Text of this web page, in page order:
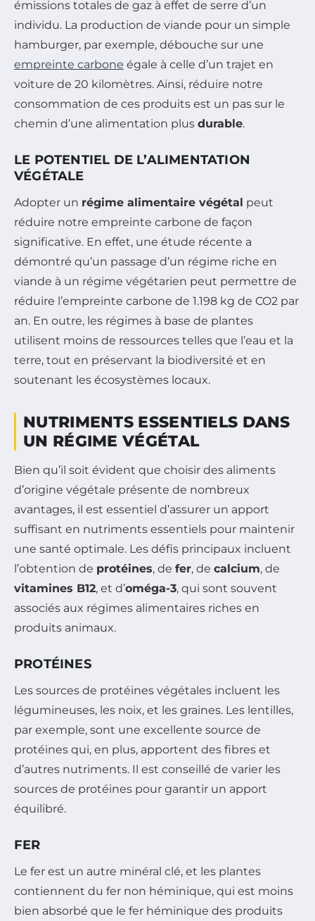
émissions totales de gaz à effet de serre d’un
individu. La production de viande pour un simple
hamburger, par exemple, débouche sur une
empreinte carbone égale à celle d’un trajet en
voiture de 20 kilomètres. Ainsi, réduire notre
consommation de ces produits est un pas sur le
chemin d’une alimentation plus durable.
LE POTENTIEL DE L’ALIMENTATION
VÉGÉTALE
Adopter un régime alimentaire végétal peut
réduire notre empreinte carbone de façon
significative. En effet, une étude récente a
démontré qu’un passage d’un régime riche en
viande à un régime végétarien peut permettre de
réduire l’empreinte carbone de 1.198 kg de CO2 par
an. En outre, les régimes à base de plantes
utilisent moins de ressources telles que l’eau et la
terre, tout en préservant la biodiversité et en
soutenant les écosystèmes locaux.
NUTRIMENTS ESSENTIELS DANS
UN RÉGIME VÉGÉTAL
Bien qu’il soit évident que choisir des aliments
d’origine végétale présente de nombreux
avantages, il est essentiel d’assurer un apport
suffisant en nutriments essentiels pour maintenir
une santé optimale. Les défis principaux incluent
l’obtention de protéines, de fer, de calcium, de
vitamines B12, et d’oméga-3, qui sont souvent
associés aux régimes alimentaires riches en
produits animaux.
PROTÉINES
Les sources de protéines végétales incluent les
légumineuses, les noix, et les graines. Les lentilles,
par exemple, sont une excellente source de
protéines qui, en plus, apportent des fibres et
d’autres nutriments. Il est conseillé de varier les
sources de protéines pour garantir un apport
équilibré.
FER
Le fer est un autre minéral clé, et les plantes
contiennent du fer non héminique, qui est moins
bien absorbé que le fer héminique des produits